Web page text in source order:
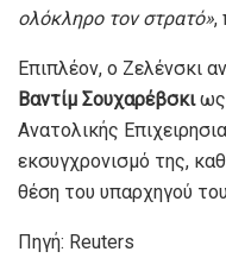
ολόκληρο τον στρατό»,
Επιπλέον, ο Ζελένσκι
Βαντίμ Σουχαρέβσκιως
Ανατολικής
εκσυγχρονισμό της,
θέση του υπαρχηγού
Πηγή: Reuters